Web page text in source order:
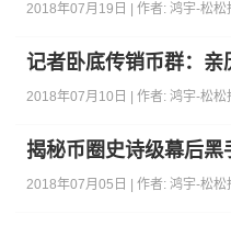
2018年07月19日 | 作者:鸿宇-松松
记者卧底传销币群：
2018年07月10日 | 作者:鸿宇-松松
揭秘币圈史诗级幕后黑
2018年07月05日 | 作者:鸿宇-松松